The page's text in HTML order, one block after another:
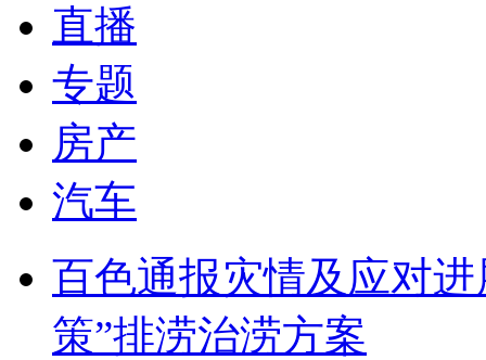
直播
专题
房产
汽车
百色通报灾情及应对
策”排涝治涝方案